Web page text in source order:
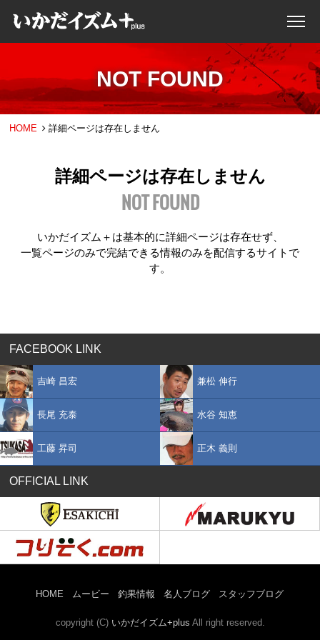
NOT FOUND
HOME 詳細ページは存在しません
詳細ページは存在しません
NOT FOUND
いかだイズム＋は基本的に詳細ページは存在せず、
一覧ページのみで完結できる情報のみを配信するサイトで
す。
FACEBOOK LINK
吉崎 昌宏 兼松 伸行
長尾 充泰 水谷 知恵
工藤 昇司 正木 義則
OFFICIAL LINK
HOME ムービー 釣果情報 名人ブログ スタッフブログ
copyright (C) いかだイズム+plus All right reserved.